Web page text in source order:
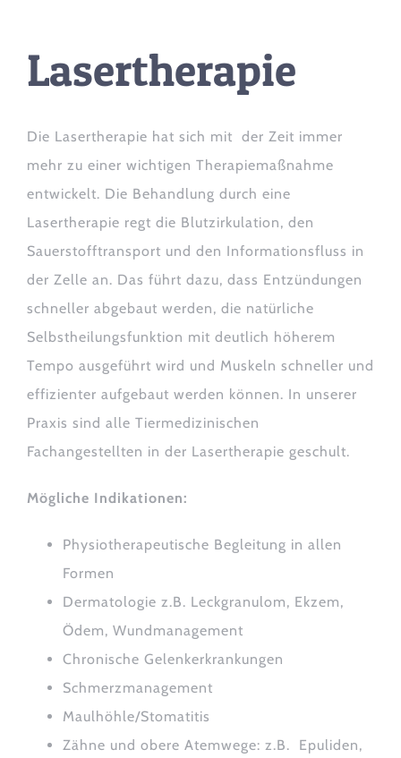
Lasertherapie
Die Lasertherapie hat sich mit der Zeit immer
mehr zu einer wichtigen Therapiemaßnahme
entwickelt. Die Behandlung durch eine
Lasertherapie regt die Blutzirkulation, den
Sauerstofftransport und den Informationsfluss in
der Zelle an. Das führt dazu, dass Entzündungen
schneller abgebaut werden, die natürliche
Selbstheilungsfunktion mit deutlich höherem
Tempo ausgeführt wird und Muskeln schneller und
effizienter aufgebaut werden können. In unserer
Praxis sind alle Tiermedizinischen
Fachangestellten in der Lasertherapie geschult.
Mögliche Indikationen:
Physiotherapeutische Begleitung in allen
Formen
Dermatologie z.B. Leckgranulom, Ekzem,
Ödem, Wundmanagement
Chronische Gelenkerkrankungen
Schmerzmanagement
Maulhöhle/Stomatitis
Zähne und obere Atemwege: z.B. Epuliden,